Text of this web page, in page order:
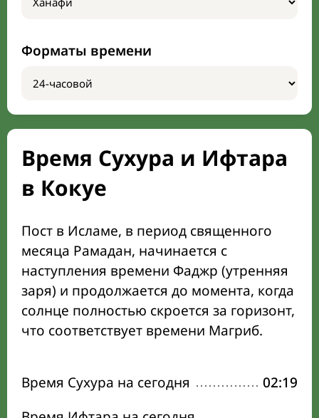
Форматы времени
Время Сухура и Ифтара
в Кокуе
Пост в Исламе, в период священного
месяца Рамадан, начинается с
наступления времени Фаджр (утренняя
заря) и продолжается до момента, когда
солнце полностью скроется за горизонт,
что соответствует времени Магриб.
Время Сухура на сегодня
02:19